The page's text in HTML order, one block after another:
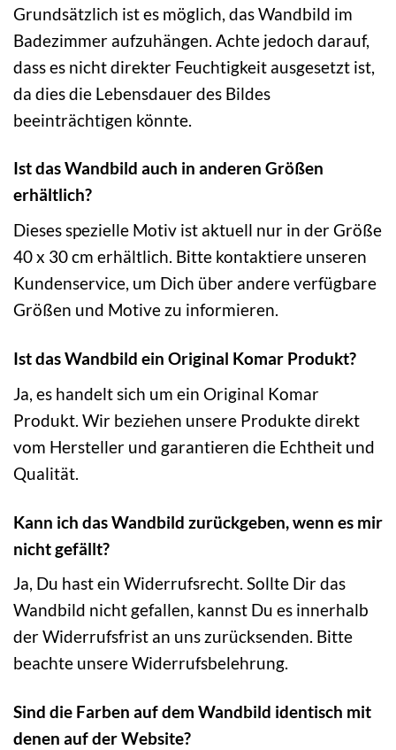
Grundsätzlich ist es möglich, das Wandbild im
Badezimmer aufzuhängen. Achte jedoch darauf,
dass es nicht direkter Feuchtigkeit ausgesetzt ist,
da dies die Lebensdauer des Bildes
beeinträchtigen könnte.
Ist das Wandbild auch in anderen Größen
erhältlich?
Dieses spezielle Motiv ist aktuell nur in der Größe
40 x 30 cm erhältlich. Bitte kontaktiere unseren
Kundenservice, um Dich über andere verfügbare
Größen und Motive zu informieren.
Ist das Wandbild ein Original Komar Produkt?
Ja, es handelt sich um ein Original Komar
Produkt. Wir beziehen unsere Produkte direkt
vom Hersteller und garantieren die Echtheit und
Qualität.
Kann ich das Wandbild zurückgeben, wenn es mir
nicht gefällt?
Ja, Du hast ein Widerrufsrecht. Sollte Dir das
Wandbild nicht gefallen, kannst Du es innerhalb
der Widerrufsfrist an uns zurücksenden. Bitte
beachte unsere Widerrufsbelehrung.
Sind die Farben auf dem Wandbild identisch mit
denen auf der Website?